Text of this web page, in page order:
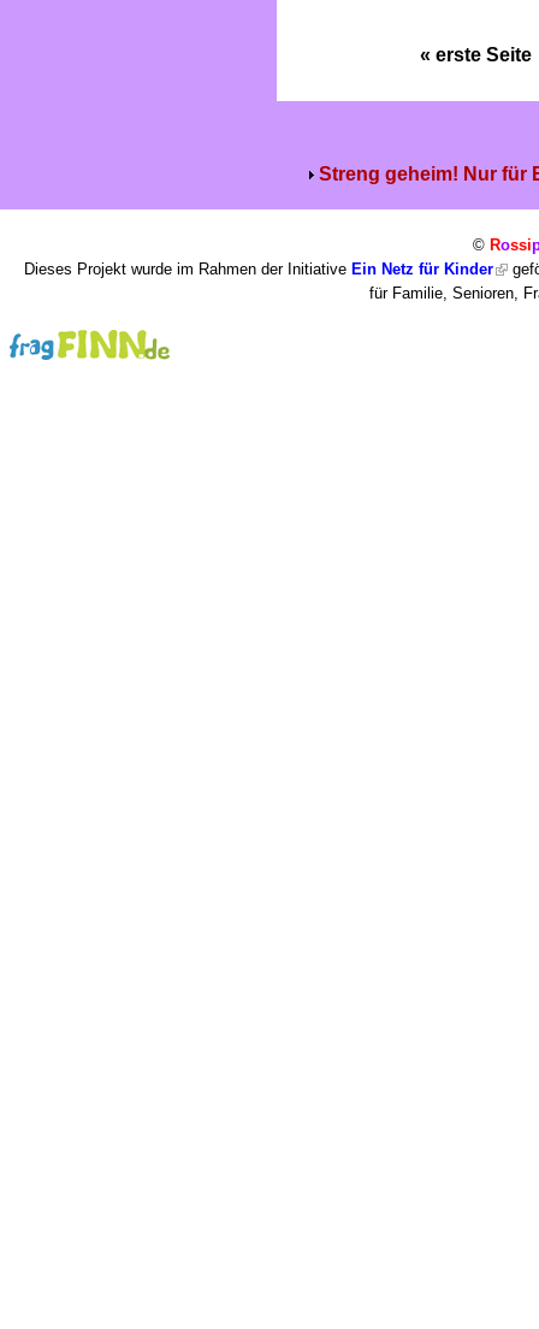
« erste Seite
Streng geheim! Nur für
© Rossi
Dieses Projekt wurde im Rahmen der Initiative Ein Netz für Kinder
für Familie, Senioren,